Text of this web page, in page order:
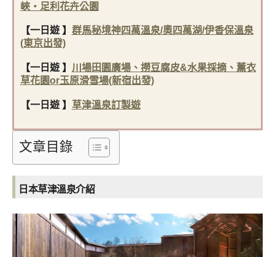
峽・足利花卉公園
【一日遊 】 群馬秘境神四萬溫泉/奧四萬湖/伊香保溫泉
(東京出發)
【一日遊 】 川場田園廣場、撈豆腐皮&水果採摘、薰衣
草花園or玉原滑雪場(新宿出發)
【一日遊 】 草津溫泉訂製遊
文章目錄
日本草津溫泉介紹